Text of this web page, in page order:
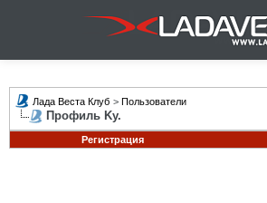
Лада Веста Клуб > Пользователи
Профиль Ky.
Регистрация